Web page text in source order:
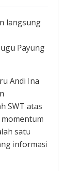
langsung
Payung
Andi Ina
SWT atas
satu
informasi